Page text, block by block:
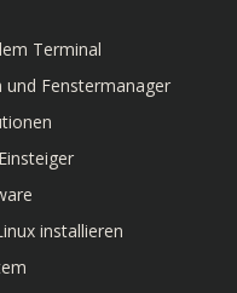
Terminal
Fenstermanager
installieren